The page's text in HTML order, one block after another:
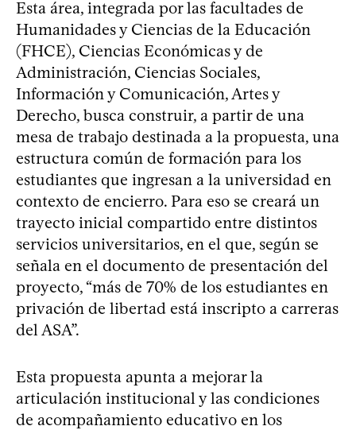
Esta área, integrada por las facultades de
Humanidades y Ciencias de la Educación
(FHCE), Ciencias Económicas y de
Administración, Ciencias Sociales,
Información y Comunicación, Artes y
Derecho, busca construir, a partir de una
mesa de trabajo destinada a la propuesta, una
estructura común de formación para los
estudiantes que ingresan a la universidad en
contexto de encierro. Para eso se creará un
trayecto inicial compartido entre distintos
servicios universitarios, en el que, según se
señala en el documento de presentación del
proyecto, “más de 70% de los estudiantes en
privación de libertad está inscripto a carreras
del ASA”.
Esta propuesta apunta a mejorar la
articulación institucional y las condiciones
de acompañamiento educativo en los